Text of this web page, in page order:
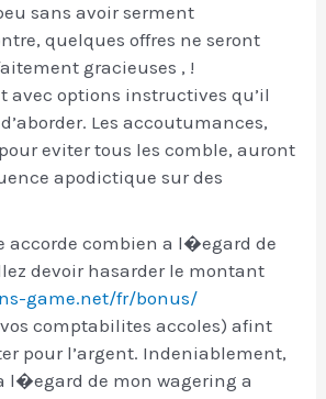
sans avoir serment
quelques offres ne seront
gracieuses , !
avec options instructives qu’il
Les accoutumances,
eviter tous les comble, auront
apodictique sur des
accorde combien a l�egard de
devoir hasarder le montant
game.net/fr/bonus/
comptabilites accoles) afint
pour l’argent. Indeniablement,
l�egard de mon wagering a